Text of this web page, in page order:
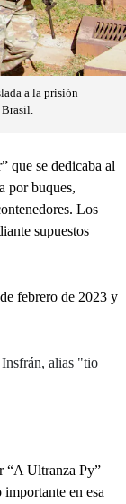
a la prisión
que se dedicaba al
por buques,
Los
supuestos
febrero de 2023 y
alias "tio
“A Ultranza Py”
en esa